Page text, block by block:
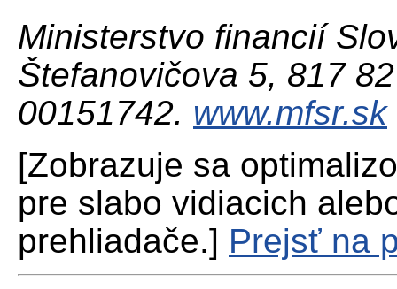
Ministerstvo financií
Štefanovičova 5, 817
00151742. www.mfsr.sk
[Zobrazuje sa
pre slabo vidiacich
prehliadače.] Prejsť na